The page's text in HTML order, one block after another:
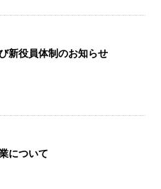
新役員体制のお知らせ
について